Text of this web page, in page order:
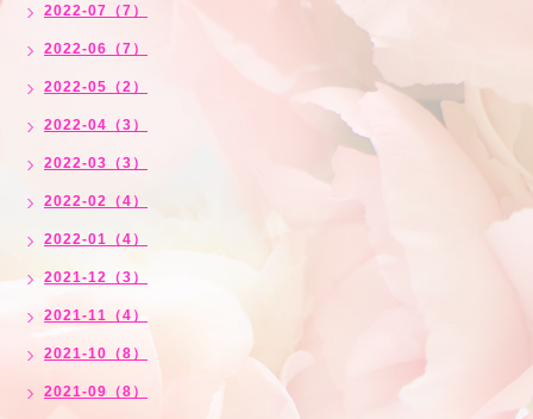
2022-07（7）
2022-06（7）
2022-05（2）
2022-04（3）
2022-03（3）
2022-02（4）
2022-01（4）
2021-12（3）
2021-11（4）
2021-10（8）
2021-09（8）